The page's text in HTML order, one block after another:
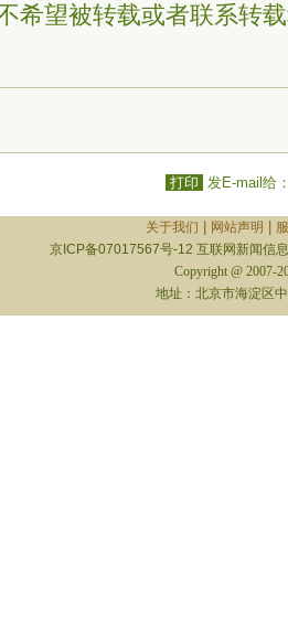
希望被转载或者联系转
打印 发E-mail给
关于我们 网站声明
京ICP备07017567号-12 互联网新闻信
Copyright @ 2007-
地址：北京市海淀区